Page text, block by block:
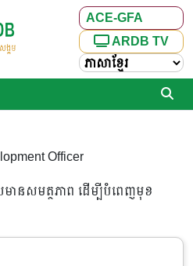
ACE-GFA
ARDB TV
Officer
ានសមត្ថភាព ដើម្បីបំពេញមុខ